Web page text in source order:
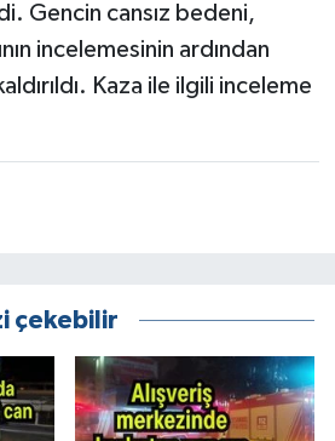
Gencin cansız bedeni,
incelemesinin ardından
Kaza ile ilgili inceleme
çekebilir